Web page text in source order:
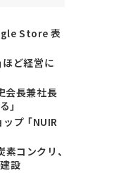
Store 表
ほど経営に
会長兼社長
」
プ 「NUIR
素コンクリ、
設